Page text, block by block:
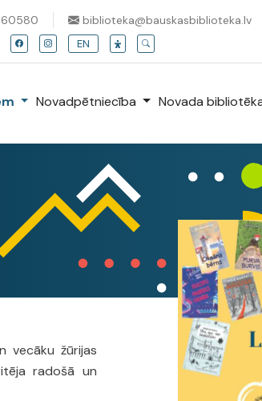
biblioteka@bauskasbiblioteka.lv
EN
Novadpētniecība Novada
vecāku žūrijas
radošā un